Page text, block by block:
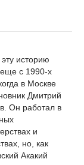
историю
с 1990-х
в Москве
Дмитрий
Он работал в
и
но, как
Акакий